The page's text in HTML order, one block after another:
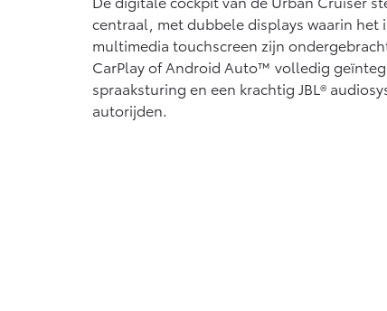
centraal, met dubbele displays waarin het
multimedia touchscreen zijn
CarPlay of Android Auto™ volledig
spraaksturing en een krachtig JBL®
autorijden.